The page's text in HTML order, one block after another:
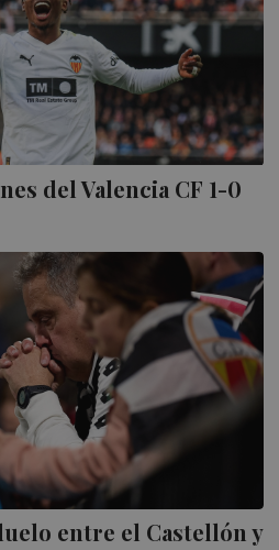
del Valencia CF 1-0
entre el Castellón y